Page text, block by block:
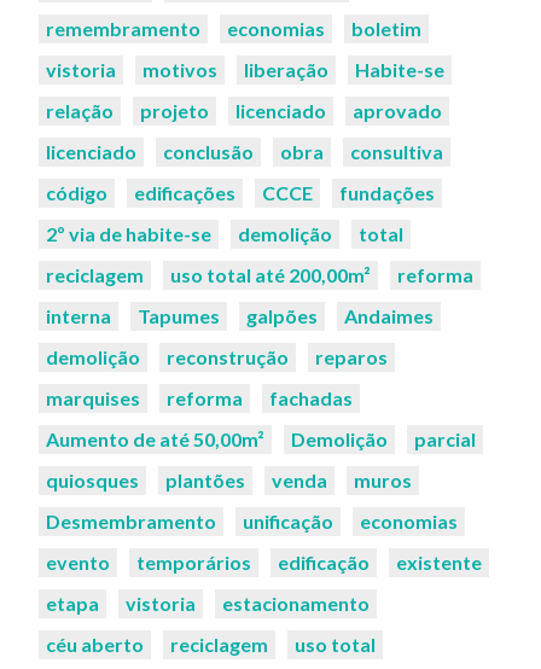
remembramento
economias
boletim
vistoria
motivos liberação
Habite-se
relação
projeto licenciado
aprovado
licenciado
conclusão obra
consultiva
código
edificações CCCE
fundações
2º via de habite-se
demolição
total
reciclagem
uso total até 200,00m²
reforma
interna
Tapumes galpões
Andaimes
demolição
reconstrução
reparos
marquises
reforma
fachadas
Aumento de até 50,00m²
Demolição
parcial
quiosques
plantões venda
muros
Desmembramento
unificação
economias
evento
temporários edificação
existente
etapa
vistoria
estacionamento
céu aberto
reciclagem
uso total